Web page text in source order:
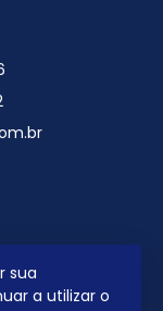
sua
a utilizar o